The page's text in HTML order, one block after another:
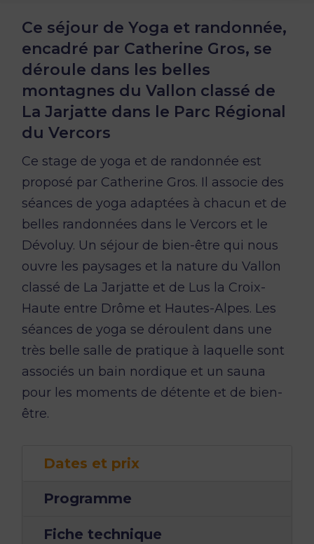
Ce séjour de Yoga et randonnée,
encadré par Catherine Gros, se
déroule dans les belles
montagnes du Vallon classé de
La Jarjatte dans le Parc Régional
du Vercors
Ce stage de yoga et de randonnée est
proposé par Catherine Gros. Il associe des
séances de yoga adaptées à chacun et de
belles randonnées dans le Vercors et le
Dévoluy. Un séjour de bien-être qui nous
ouvre les paysages et la nature du Vallon
classé de La Jarjatte et de Lus la Croix-
Haute entre Drôme et Hautes-Alpes. Les
séances de yoga se déroulent dans une
très belle salle de pratique à laquelle sont
associés un bain nordique et un sauna
pour les moments de détente et de bien-
être.
Dates et prix
Programme
Fiche technique